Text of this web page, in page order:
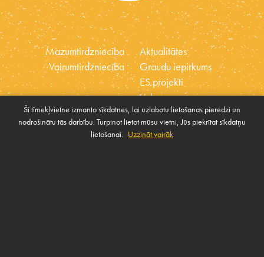
Mazumtirdzniecība
Vairumtirdzniecība
Sīkdatnes
Aktualitātes
Graudu iepirkums
ES projekti
Vakances
Ētikas kodekss
Sabiedrības atbalsta
Šī tīmekļvietne izmanto sīkdatnes, lai uzlabotu lietošanas pieredzi un
nodrošinātu tās darbību. Turpinot lietot mūsu vietni, Jūs piekrītat sīkdatņu
lietošanai. Uzzināt vairāk